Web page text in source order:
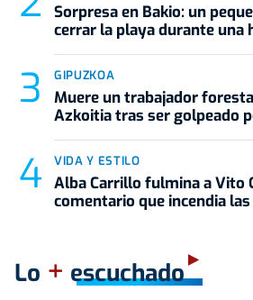
Sorpresa en Bakio: un
cerrar la playa durante una
GIPUZKOA
Muere un trabajador
Azkoitia tras ser golpeado
VIDA Y ESTILO
Alba Carrillo fulmina a Vito
comentario que incendia
Lo + escuchado